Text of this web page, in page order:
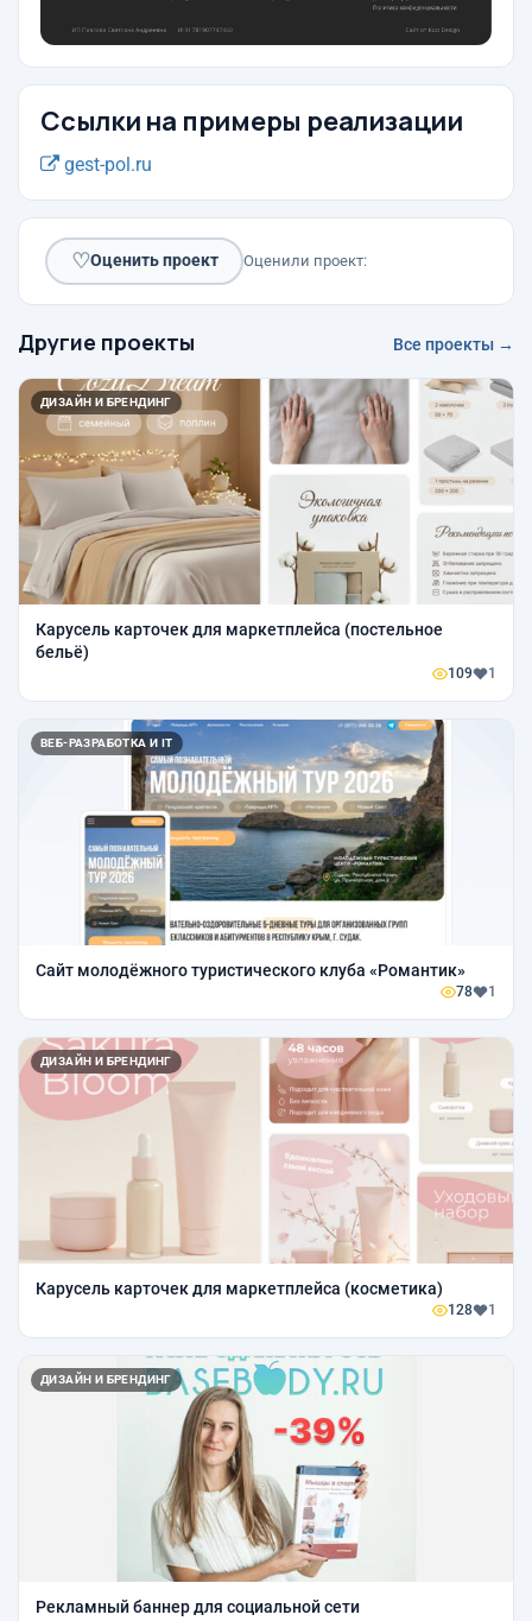
Ссылки на примеры реализации
gest-pol.ru
♡Оценить проект Оценили проект:
Другие проекты Все проекты →
ДИЗАЙН И БРЕНДИНГ
Карусель карточек для маркетплейса (постельное
бельё)
109 1
ВЕБ-РАЗРАБОТКА И IT
Сайт молодёжного туристического клуба «Романтик»
78 1
ДИЗАЙН И БРЕНДИНГ
Карусель карточек для маркетплейса (косметика)
128 1
ДИЗАЙН И БРЕНДИНГ
Рекламный баннер для социальной сети